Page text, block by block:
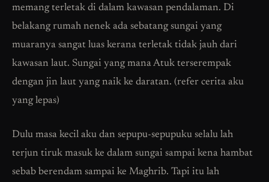
memang terletak di dalam kawasan pendalaman. Di
belakang rumah nenek ada sebatang sungai yang
muaranya sangat luas kerana terletak tidak jauh dari
kawasan laut. Sungai yang mana Atuk terserempak
dengan jin laut yang naik ke daratan. (refer cerita aku
yang lepas)
Dulu masa kecil aku dan sepupu-sepupuku selalu lah
terjun tiruk masuk ke dalam sungai sampai kena hambat
sebab berendam sampai ke Maghrib. Tapi itu lah